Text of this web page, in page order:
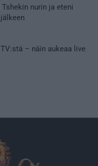
nurin ja eteni
– näin aukeaa live